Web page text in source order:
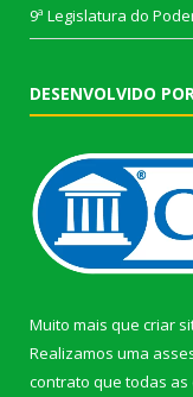
9ª Legislatura do
DESENVOLVIDO
Muito mais que criar
Realizamos uma
contrato que todas as